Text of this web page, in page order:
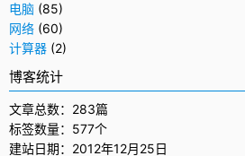
电脑 (85)
网络 (60)
计算器 (2)
博客统计
文章总数：283篇
标签数量：577个
建站日期：2012年12月25日